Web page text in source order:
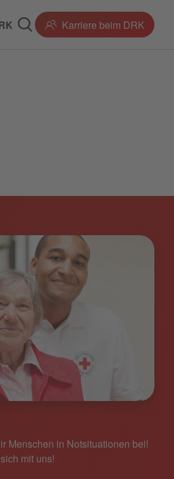
Karriere beim DRK
Menschen in Notsituationen bei!
mit uns!